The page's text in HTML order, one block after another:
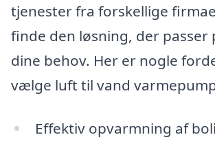
tjenester fra forskellige
finde den løsning, der passer
dine behov. Her er nogle
vælge luft til vand
Effektiv opvarmning af